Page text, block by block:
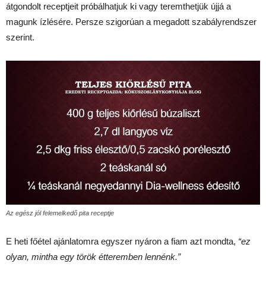
átgondolt receptjeit próbálhatjuk ki vagy teremthetjük újjá a
magunk ízlésére. Persze szigorúan a megadott szabályrendszer
szerint.
Az egész jól felemelkedő pita receptje
E heti főétel ajánlatomra egyszer nyáron a fiam azt mondta, “ez
olyan, mintha egy török étteremben lennénk.”